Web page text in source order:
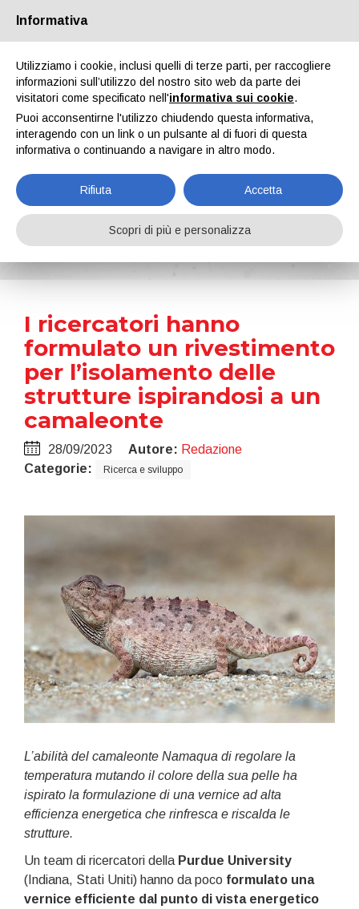
Chi siamo Partners Contatti Area riservata
News
Home Notizie I ricercatori hanno formulato un rivestimento per l’isolamento delle strutture ispirandosi a un camaleonte
I ricercatori hanno
formulato un rivestimento
per l’isolamento delle
strutture ispirandosi a un
camaleonte
28/09/2023 Autore: Redazione
Categorie:
Ricerca e sviluppo
L’abilità del camaleonte Namaqua di regolare la
temperatura mutando il colore della sua pelle ha
ispirato la formulazione di una vernice ad alta
efficienza energetica che rinfresca e riscalda le
strutture.
Un team di ricercatori della Purdue University
(Indiana, Stati Uniti) hanno da poco formulato una
vernice efficiente dal punto di vista energetico
Informativa
Utilizziamo i cookie, inclusi quelli di terze parti, per raccogliere
informazioni sull’utilizzo del nostro sito web da parte dei
visitatori come specificato nell'informativa sui cookie.
Puoi acconsentirne l'utilizzo chiudendo questa informativa,
interagendo con un link o un pulsante al di fuori di questa
informativa o continuando a navigare in altro modo.
Rifiuta Accetta
Scopri di più e personalizza